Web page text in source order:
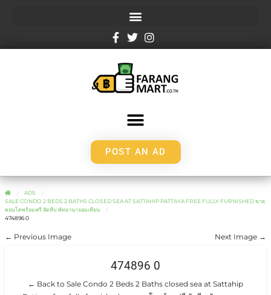
POST AN AD
ADS
SALE CONDO 2 BEDS 2 BATHS CLOSED SEA AT SATTAHIP PATTAYA FREE FULLY FURNISHED ขาย
คอนโดพร้อมฟรี สัตหีบ พัทยานาจอมเทียน
474896 0
← Previous Image Next Image →
474896 0
← Back to Sale Condo 2 Beds 2 Baths closed sea at Sattahip